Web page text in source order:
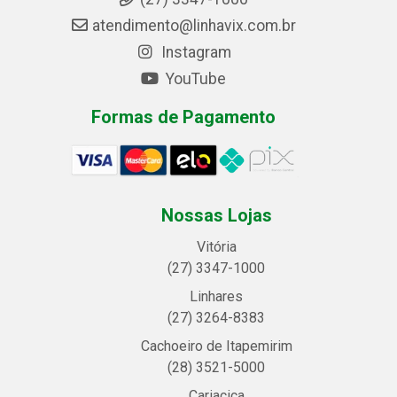
atendimento@linhavix.com.br
Instagram
YouTube
Formas de Pagamento
Nossas Lojas
Vitória
(27) 3347-1000
Linhares
(27) 3264-8383
Cachoeiro de Itapemirim
(28) 3521-5000